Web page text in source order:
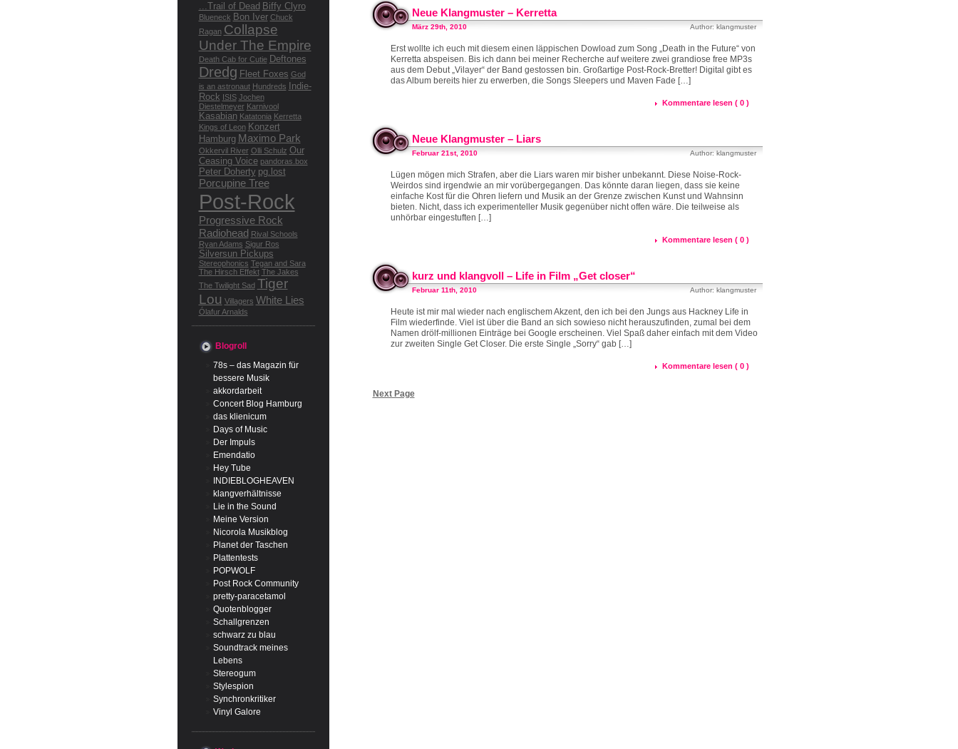
...Trail of Dead Biffy Clyro
Blueneck Bon Iver Chuck
Ragan Collapse
Under The Empire
Death Cab for Cutie Deftones
Dredg Fleet Foxes God
is an astronaut Hundreds
Indie-
Rock ISIS Jochen
Diestelmeyer Karnivool
Kasabian Katatonia Kerretta
Kings of Leon Konzert
Hamburg Maximo Park
Okkervil River Olli Schulz Our
Ceasing Voice pandoras.box
Peter Doherty pg.lost
Porcupine Tree
Post-Rock
Progressive Rock
Radiohead Rival Schools
Ryan Adams Sigur Ros
Silversun Pickups
Stereophonics Tegan and Sara
The Hirsch Effekt The Jakes
The Twilight Sad Tiger
Lou Villagers White Lies
Ólafur Arnalds
Blogroll
78s – das Magazin für
bessere Musik
akkordarbeit
Concert Blog Hamburg
das klienicum
Days of Music
Der Impuls
Emendatio
Hey Tube
INDIEBLOGHEAVEN
klangverhältnisse
Lie in the Sound
Meine Version
Nicorola Musikblog
Planet der Taschen
Plattentests
POPWOLF
Post Rock Community
pretty-paracetamol
Quotenblogger
Schallgrenzen
schwarz zu blau
Soundtrack meines
Lebens
Stereogum
Stylespion
Synchronkritiker
Vinyl Galore
Neue Klangmuster – Kerretta
März 29th, 2010 Author: klangmuster
Erst wollte ich euch mit diesem einen läppischen Dowload zum Song „Death in the Future“ von
Kerretta abspeisen. Bis ich dann bei meiner Recherche auf weitere zwei grandiose free MP3s
aus dem Debut „Vilayer“ der Band gestossen bin. Großartige Post-Rock-Bretter! Digital gibt es
das Album bereits hier zu erwerben, die Songs Sleepers und Maven Fade […]
Kommentare lesen ( 0 )
Neue Klangmuster – Liars
Februar 21st, 2010 Author: klangmuster
Lügen mögen mich Strafen, aber die Liars waren mir bisher unbekannt. Diese Noise-Rock-
Weirdos sind irgendwie an mir vorübergegangen. Das könnte daran liegen, dass sie keine
einfache Kost für die Ohren liefern und Musik an der Grenze zwischen Kunst und Wahnsinn
bieten. Nicht, dass ich experimenteller Musik gegenüber nicht offen wäre. Die teilweise als
unhörbar eingestuften […]
Kommentare lesen ( 0 )
kurz und klangvoll – Life in Film „Get closer“
Februar 11th, 2010 Author: klangmuster
Heute ist mir mal wieder nach englischem Akzent, den ich bei den Jungs aus Hackney Life in
Film wiederfinde. Viel ist über die Band an sich sowieso nicht herauszufinden, zumal bei dem
Namen drölf-millionen Einträge bei Google erscheinen. Viel Spaß daher einfach mit dem Video
zur zweiten Single Get Closer. Die erste Single „Sorry“ gab […]
Kommentare lesen ( 0 )
Next Page